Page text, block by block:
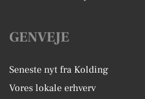
GENVEJE
Seneste nyt fra Kolding
Vores lokale erhverv